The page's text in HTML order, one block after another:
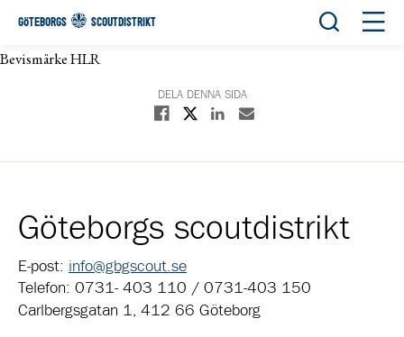
GÖTEBORGS SCOUTDISTRIKT Öppna
Bevismärke HLR
DELA DENNA SIDA
Dela på Facebook
Dela på XDela på Linkedin
Dela med E-post
Göteborgs scoutdistrikt
E-post: info@gbgscout.se
Telefon: 0731- 403 110 / 0731-403 150
Carlbergsgatan 1, 412 66 Göteborg